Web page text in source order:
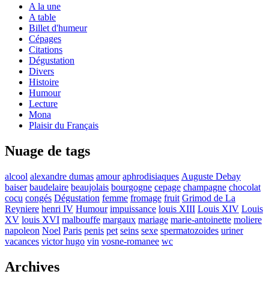
A la une
A table
Billet d'humeur
Cépages
Citations
Dégustation
Divers
Histoire
Humour
Lecture
Mona
Plaisir du Français
Nuage de tags
alcool alexandre dumas amour aphrodisiaques Auguste Debay
baiser baudelaire beaujolais bourgogne cepage champagne chocolat
cocu congés Dégustation femme fromage fruit Grimod de La
Reyniere henri IV Humour impuissance louis XIII Louis XIV Louis
XV louis XVI malbouffe margaux mariage marie-antoinette moliere
napoleon Noel Paris penis pet seins sexe spermatozoides uriner
vacances victor hugo vin vosne-romanee wc
Archives